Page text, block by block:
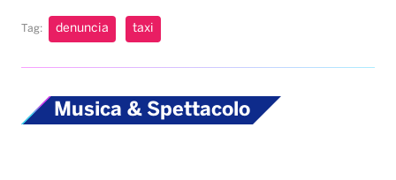
Tag: denuncia taxi
Musica & Spettacolo